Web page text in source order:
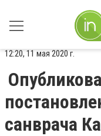
12:20, 11 мая 2020 г.
санврача